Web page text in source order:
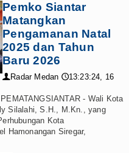
Bukan Karena
Minggu 9 Agustus
di Seoul Minggu 9
Kadis
Kelapa di Nias Utara
Sekolah di Thailand
Pemko Siantar
Matangkan
Pengamanan Natal
2025 dan Tahun
Baru 2026
👤 Radar Medan 🕔13:23:24, 16
- Wali Kota
Silalahi, S.H., M.Kn., yang
Kota
Hamonangan Siregar,